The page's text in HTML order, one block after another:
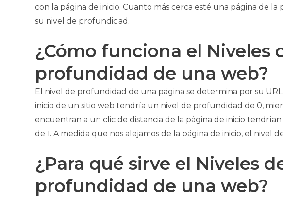
con la página de inicio. Cuanto más cerca esté una página de la
su nivel de profundidad.
¿Cómo funciona el Niveles
profundidad de una web?
El nivel de profundidad de una página se determina por su
inicio de un sitio web tendría un nivel de profundidad de 0,
encuentran a un clic de distancia de la página de inicio
de 1. A medida que nos alejamos de la página de inicio, el nivel
¿Para qué sirve el Niveles
profundidad de una web?